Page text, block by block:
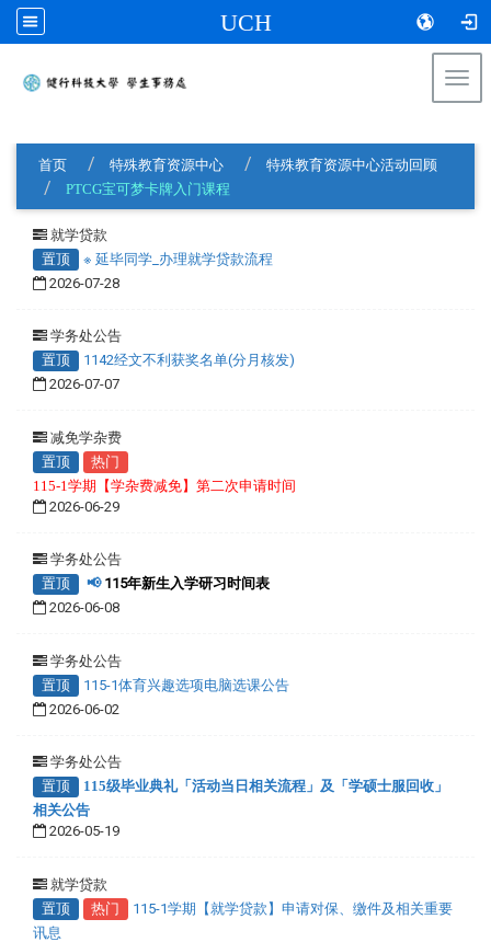
UCH
首页
特殊教育资源中心
特殊教育资源中心活动回顾
PTCG宝可梦卡牌入门课程
就学贷款
置顶
※ 延毕同学_办理就学贷款流程
2026-07-28
学务处公告
置顶
1142经文不利获奖名单(分月核发)
2026-07-07
减免学杂费
置顶
热门
115-1学期【学杂费减免】第二次申请时间
2026-06-29
学务处公告
置顶
📢115年新生入学研习时间表
2026-06-08
学务处公告
置顶
115-1体育兴趣选项电脑选课公告
2026-06-02
学务处公告
置顶
115级毕业典礼「活动当日相关流程」及「学硕士服回收」
相关公告
2026-05-19
就学贷款
置顶
热门
115-1学期【就学贷款】申请对保、缴件及相关重要
讯息